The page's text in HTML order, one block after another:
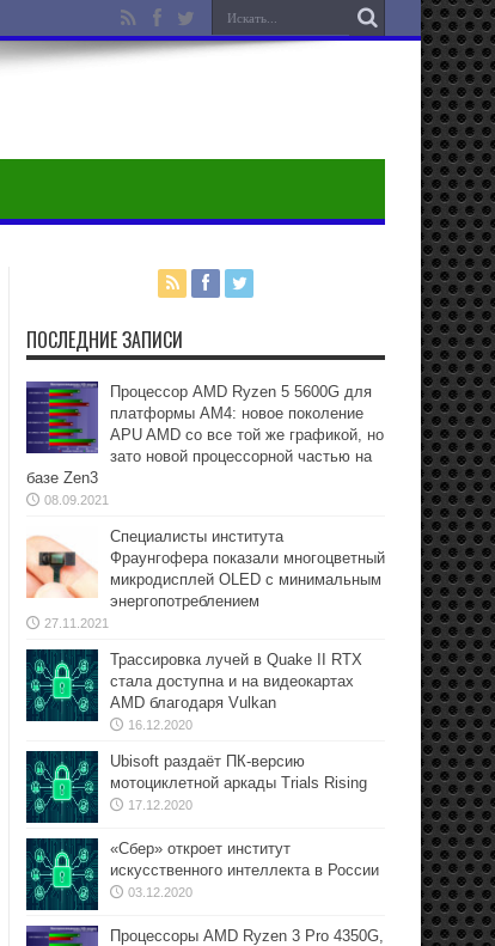
ПОСЛЕДНИЕ ЗАПИСИ
Процессор AMD Ryzen 5 5600G для
платформы АМ4: новое поколение
APU AMD со все той же графикой, но
зато новой процессорной частью на
базе Zen3
08.09.2021
Специалисты института
Фраунгофера показали многоцветный
микродисплей OLED с минимальным
энергопотреблением
27.11.2021
Трассировка лучей в Quake II RTX
стала доступна и на видеокартах
AMD благодаря Vulkan
16.12.2020
Ubisoft раздаёт ПК-версию
мотоциклетной аркады Trials Rising
17.12.2020
«Сбер» откроет институт
искусственного интеллекта в России
03.12.2020
Процессоры AMD Ryzen 3 Pro 4350G,